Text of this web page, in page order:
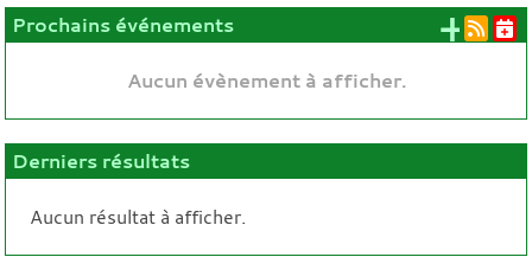
Prochains événements
Aucun évènement à afficher.
+
Derniers résultats
Aucun résultat à afficher.